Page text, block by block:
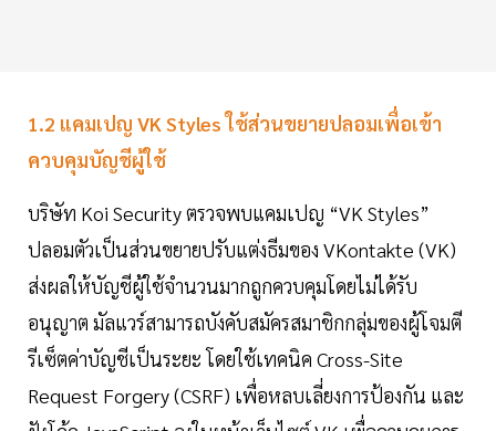
1.2 แคมเปญ VK Styles ใช้ส่วนขยายปลอมเพื่อเข้า
ควบคุมบัญชีผู้ใช้
บริษัท Koi Security ตรวจพบแคมเปญ “VK Styles”
ปลอมตัวเป็นส่วนขยายปรับแต่งธีมของ VKontakte (VK)
ส่งผลให้บัญชีผู้ใช้จำนวนมากถูกควบคุมโดยไม่ได้รับ
อนุญาต มัลแวร์สามารถบังคับสมัครสมาชิกกลุ่มของผู้โจมตี
รีเซ็ตค่าบัญชีเป็นระยะ โดยใช้เทคนิค Cross-Site
Request Forgery (CSRF) เพื่อหลบเลี่ยงการป้องกัน และ